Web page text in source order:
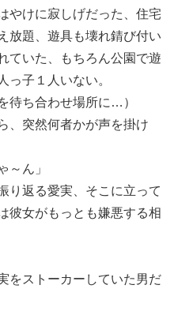
やけに寂しげだった、住宅
放題、遊具も壊れ錆び付い
ていた、もちろん公園で遊
っ子１人いない。
待ち合わせ場所に…）
、突然何者かが声を掛け
～ん」
り返る愛実、そこに立って
彼女がもっとも嫌悪する相
をストーカーしていた男だ